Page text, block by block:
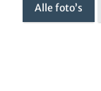
Alle foto’s